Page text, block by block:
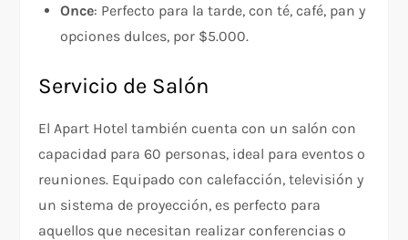
Once: Perfecto para la tarde, con té, café, pan y
opciones dulces, por $5.000.
Servicio de Salón
El Apart Hotel también cuenta con un salón con
capacidad para 60 personas, ideal para eventos o
reuniones. Equipado con calefacción, televisión y
un sistema de proyección, es perfecto para
aquellos que necesitan realizar conferencias o